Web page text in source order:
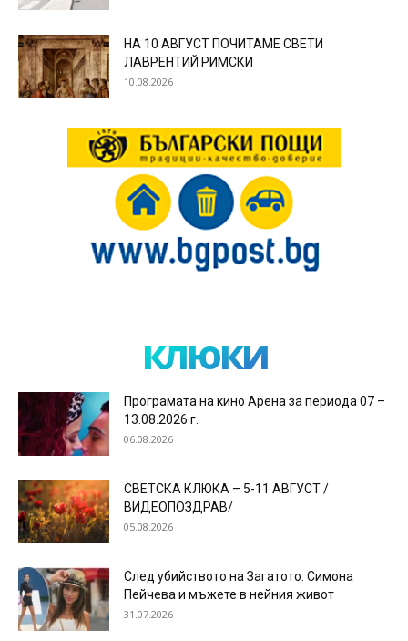
НА 10 АВГУСТ ПОЧИТАМЕ СВЕТИ
ЛАВРЕНТИЙ РИМСКИ
10.08.2026
клюки
Програмата на кино Арена за периода 07 –
13.08.2026 г.
06.08.2026
СВЕТСКА КЛЮКА – 5-11 АВГУСТ /
ВИДЕОПОЗДРАВ/
05.08.2026
След убийството на Загатото: Симона
Пейчева и мъжете в нейния живот
31.07.2026